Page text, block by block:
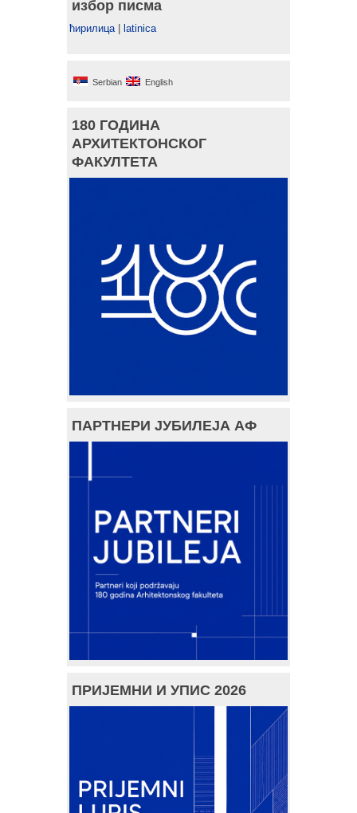
избор писма
ћирилица| latinica
Serbian English
180 ГОДИНА
АРХИТЕКТОНСКОГ
ФАКУЛТЕТА
ПАРТНЕРИ ЈУБИЛЕЈА АФ
ПРИЈЕМНИ И УПИС 2026